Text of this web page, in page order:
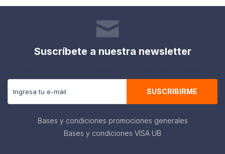
Suscríbete a nuestra newsletter
SUSCRIBIRME
Bases y condiciones promociones generales
Bases y condiciones VISA UB